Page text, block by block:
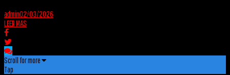
admin02/03/2026
LEER MAS
Scroll for more
Tap